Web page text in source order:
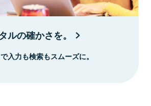
ルの確かさを。
入力も検索もスムーズに。